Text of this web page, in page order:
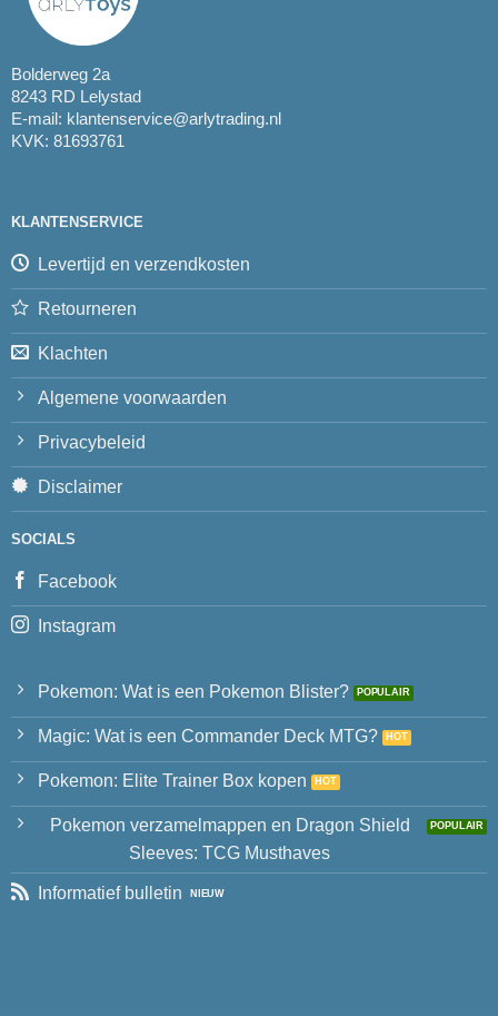
Bolderweg 2a
8243 RD Lelystad
E-mail: klantenservice@arlytrading.nl
KVK: 81693761
KLANTENSERVICE
Levertijd en verzendkosten
Retourneren
Klachten
Algemene voorwaarden
Privacybeleid
Disclaimer
SOCIALS
Facebook
Instagram
Pokemon: Wat is een Pokemon Blister?
Magic: Wat is een Commander Deck MTG?
Pokemon: Elite Trainer Box kopen
Pokemon verzamelmappen en Dragon Shield
Sleeves: TCG Musthaves
Informatief bulletin